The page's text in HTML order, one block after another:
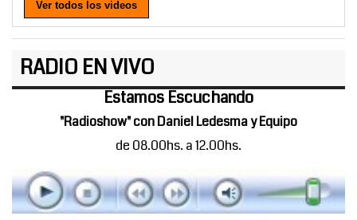
Ver todos los videos
RADIO EN VIVO
Estamos Escuchando
"Radioshow" con Daniel Ledesma y Equipo
de 08.00hs. a 12.00hs.